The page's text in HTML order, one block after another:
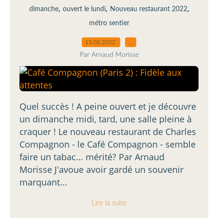
dimanche, ouvert le lundi, Nouveau restaurant 2022,
métro sentier
15.02.2022
Par Arnaud Morisse
Quel succès ! A peine ouvert et je découvre
un dimanche midi, tard, une salle pleine à
craquer ! Le nouveau restaurant de Charles
Compagnon - le Café Compagnon - semble
faire un tabac... mérité? Par Arnaud
Morisse J'avoue avoir gardé un souvenir
marquant...
Lire la suite